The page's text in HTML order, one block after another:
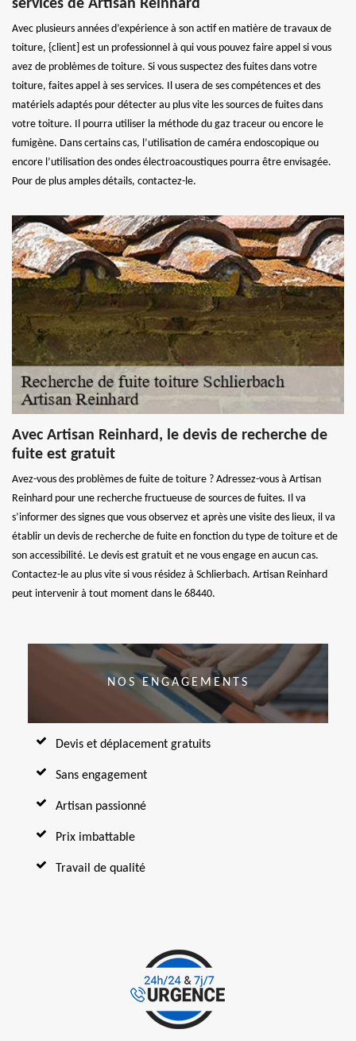
services de Artisan Reinhard
Avec plusieurs années d’expérience à son actif en matière de travaux de
toiture, {client] est un professionnel à qui vous pouvez faire appel si vous
avez de problèmes de toiture. Si vous suspectez des fuites dans votre
toiture, faites appel à ses services. Il usera de ses compétences et des
matériels adaptés pour détecter au plus vite les sources de fuites dans
votre toiture. Il pourra utiliser la méthode du gaz traceur ou encore le
fumigène. Dans certains cas, l’utilisation de caméra endoscopique ou
encore l’utilisation des ondes électroacoustiques pourra être envisagée.
Pour de plus amples détails, contactez-le.
Avec Artisan Reinhard, le devis de recherche de
fuite est gratuit
Avez-vous des problèmes de fuite de toiture ? Adressez-vous à Artisan
Reinhard pour une recherche fructueuse de sources de fuites. Il va
s’informer des signes que vous observez et après une visite des lieux, il va
établir un devis de recherche de fuite en fonction du type de toiture et de
son accessibilité. Le devis est gratuit et ne vous engage en aucun cas.
Contactez-le au plus vite si vous résidez à Schlierbach. Artisan Reinhard
peut intervenir à tout moment dans le 68440.
NOS ENGAGEMENTS
Devis et déplacement gratuits
Sans engagement
Artisan passionné
Prix imbattable
Travail de qualité